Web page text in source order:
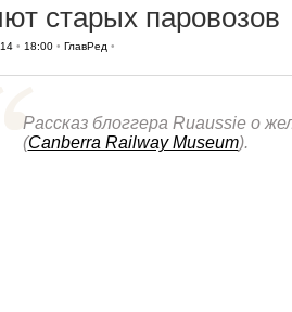
старых паровозов
• 18:00• ГлавРед •
Рассказ блоггера Ruaussie о
(Canberra Railway Museum).